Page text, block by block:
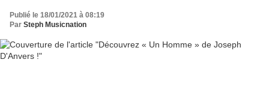
Publié le 18/01/2021 à 08:19
Par Steph Musicnation